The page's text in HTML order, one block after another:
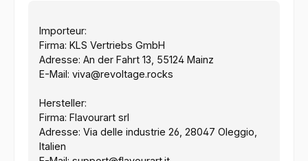
Importeur:
Firma: KLS Vertriebs GmbH
Adresse: An der Fahrt 13, 55124 Mainz
E-Mail: viva@revoltage.rocks
Hersteller:
Firma: Flavourart srl
Adresse: Via delle industrie 26, 28047 Oleggio,
Italien